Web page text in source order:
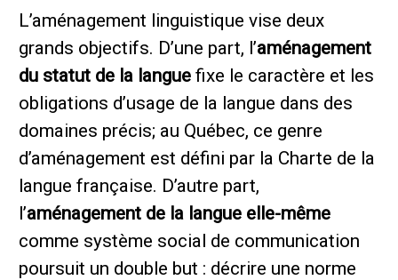
L’aménagement linguistique vise deux
grands objectifs. D’une part, l’aménagement
du statut de la languefixe le caractère et les
obligations d’usage de la langue dans des
domaines précis; au Québec, ce genre
d’aménagement est défini par la Charte de la
langue française. D’autre part,
l’aménagement de la langue elle-même
comme système social de communication
poursuit un double but : décrire une norme